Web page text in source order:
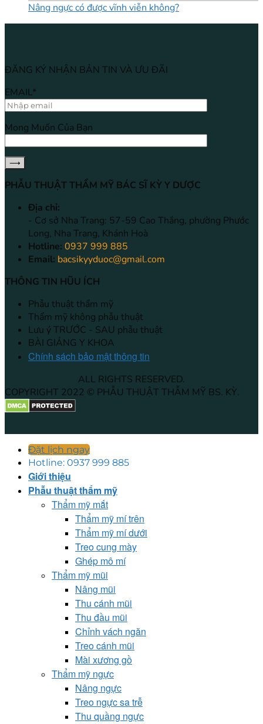
Nâng ngực có được vĩnh viễn không?
ĐĂNG KÝ NHẬN BẢN TIN VÀ ƯU ĐÃI
EMAIL*
Mong Muốn Của Bạn
PHẪU THUẬT THẨM MỸ BÁC SĨ KỲ Y DƯỢC
Địa chỉ:
- Cơ sở Nha Trang: 57-59 Cao Thắng, phường Phước
Long, Nha Trang, Khánh Hoà
Hotline: 0937 999 885
Email: bacsikyyduoc@gmail.com
THÔNG TIN HŨU ÍCH
Phẫu thuật thẩm mỹ
Thẩm mỹ không phẫu thuật
Lưu ý TRƯỚC - SAU phẫu thuật
BÀI GIẢNG Y KHOA
Chính sách bảo mật thông tin
ALL RIGHTS RESERVED.
COPYRIGHT 2022 © PHẪU THUẬT THẪM MỸ BS. KỲ.
Đặt lịch ngay
Hotline: 0937 999 885
Giới thiệu
Phẫu thuật thẩm mỹ
Thẩm mỹ mắt
Thẩm mỹ mí trên
Thẩm mỹ mí dưới
Treo cung mày
Ghép mô mí
Thẩm mỹ mũi
Nâng mũi
Thu cánh mũi
Thu đầu mũi
Chỉnh vách ngăn
Treo cánh mũi
Mài xương gồ
Thẩm mỹ ngực
Nâng ngực
Treo ngực sa trễ
Thu quầng ngực